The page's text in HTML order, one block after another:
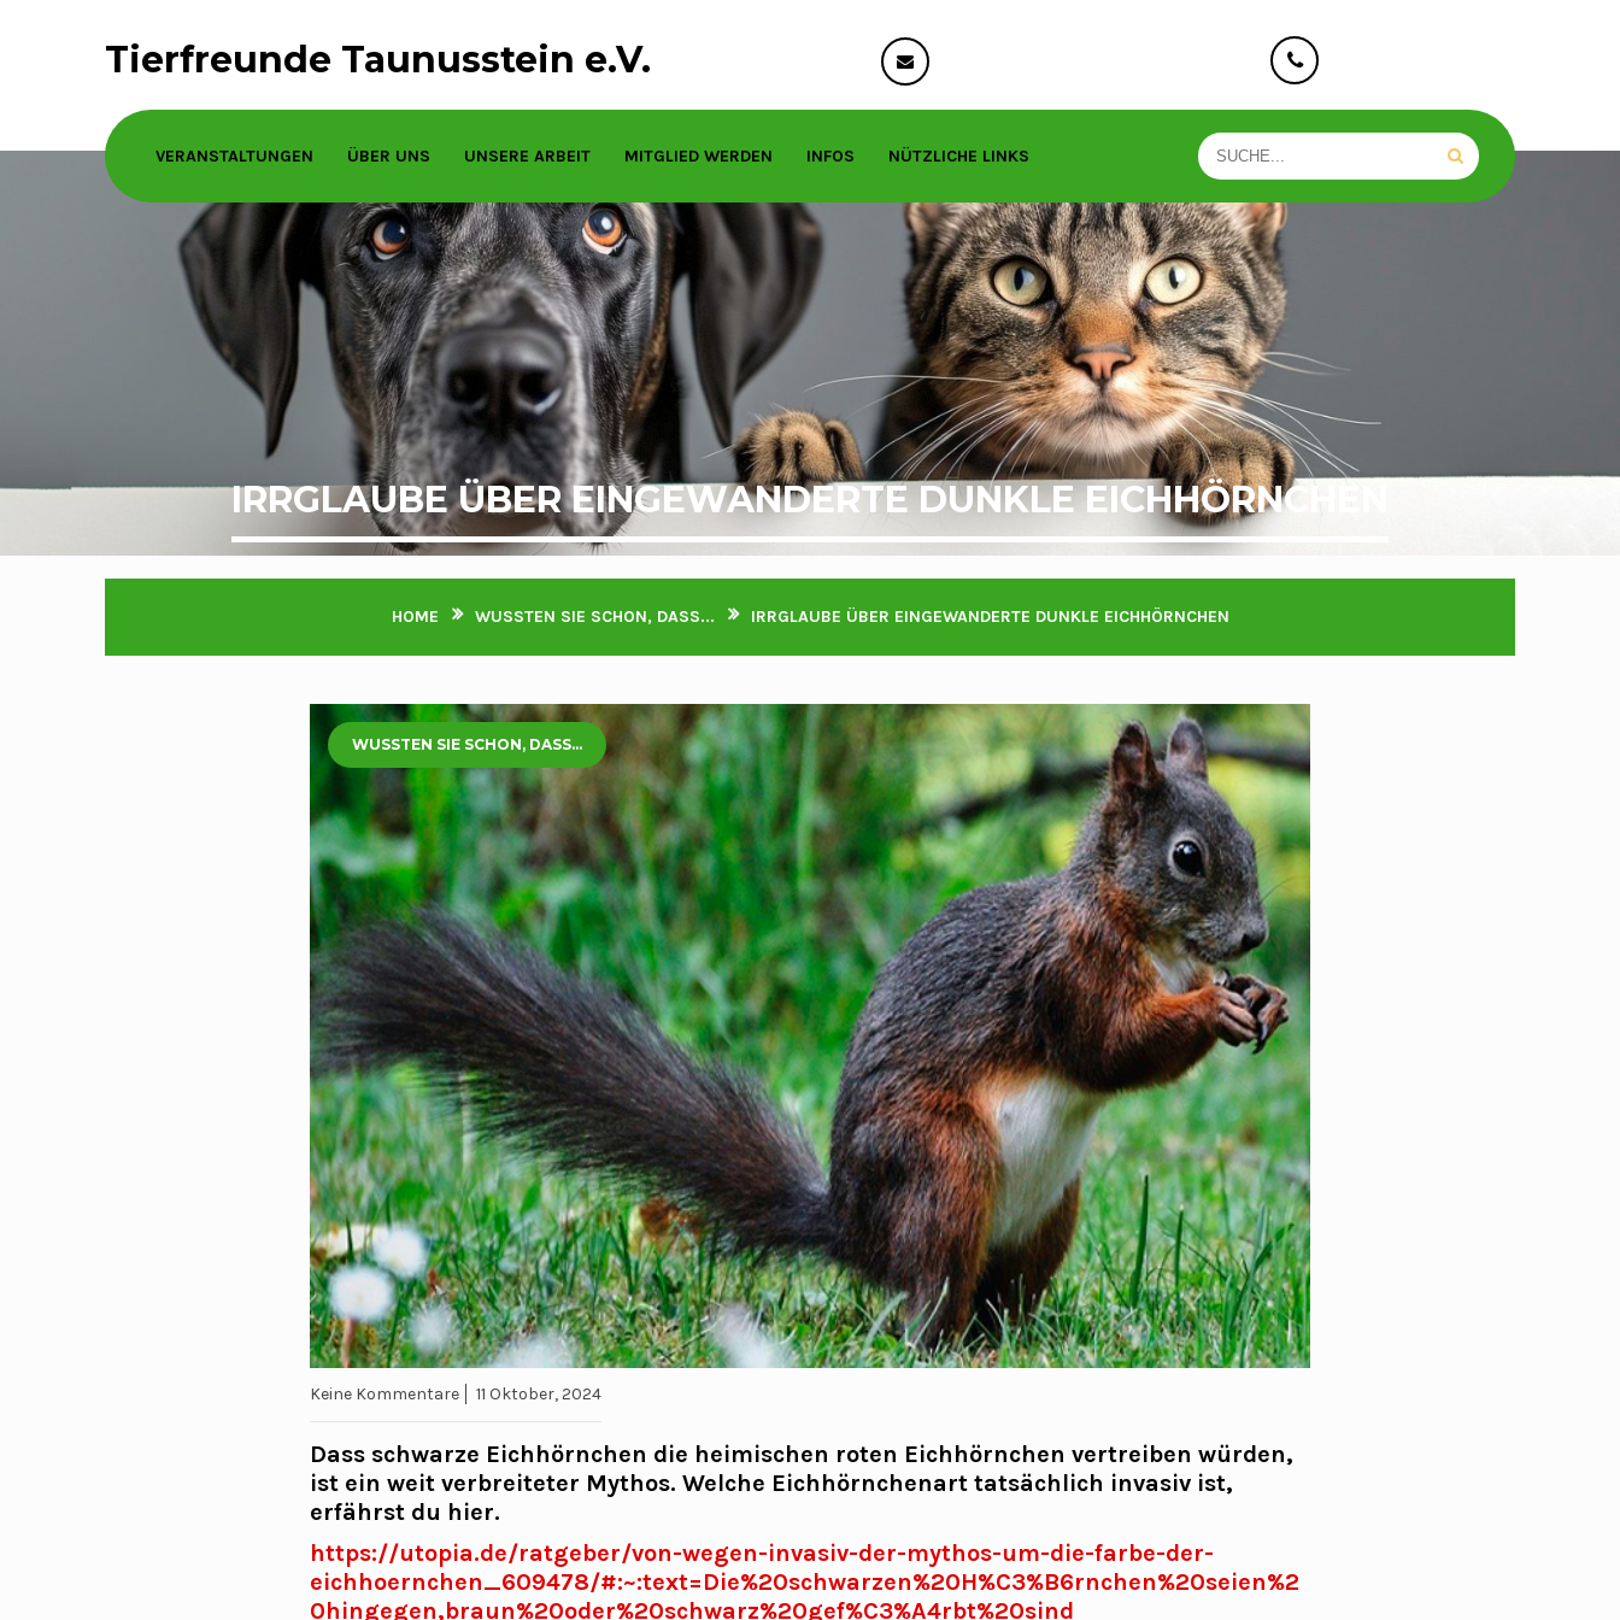
Tierfreunde Taunusstein e.V.
VERANSTALTUNGEN ÜBER UNS UNSERE ARBEIT MITGLIED WERDEN INFOS NÜTZLICHE LINKS
IRRGLAUBE ÜBER EINGEWANDERTE DUNKLE EICHHÖRNCHEN
HOME WUSSTEN SIE SCHON, DASS... IRRGLAUBE ÜBER EINGEWANDERTE DUNKLE EICHHÖRNCHEN
Keine Kommentare
WUSSTEN SIE SCHON, DASS...
11 Oktober, 2024
Dass schwarze Eichhörnchen die heimischen roten Eichhörnchen vertreiben würden,
ist ein weit verbreiteter Mythos. Welche Eichhörnchenart tatsächlich invasiv ist,
erfährst du hier.
https://utopia.de/ratgeber/von-wegen-invasiv-der-mythos-um-die-farbe-der-
eichhoernchen_609478/#:~:text=Die%20schwarzen%20H%C3%B6rnchen%20seien%2
0hingegen,braun%20oder%20schwarz%20gef%C3%A4rbt%20sind